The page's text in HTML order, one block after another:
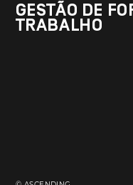
GESTÃO DE
TRABALHO